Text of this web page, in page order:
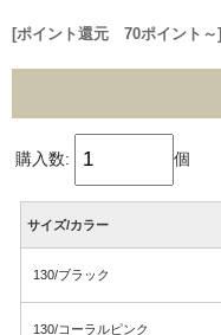
[ポイント還元 70ポイント～]
購入数: 個
サイズ/カラー
130/ブラック
130/コーラルピンク